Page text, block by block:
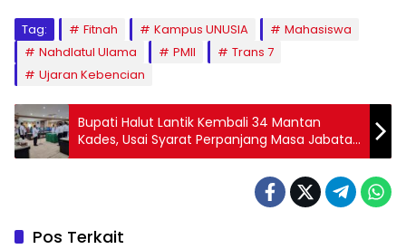
Tag: Fitnah Kampus UNUSIA
Mahasiswa
Nahdlatul Ulama
PMII
Trans 7
Ujaran Kebencian
Bupati Halut Lantik Kembali 34 Mantan
Kades, Usai Syarat Perpanjang Masa Jabatan
Terpenuhi
Pos Terkait